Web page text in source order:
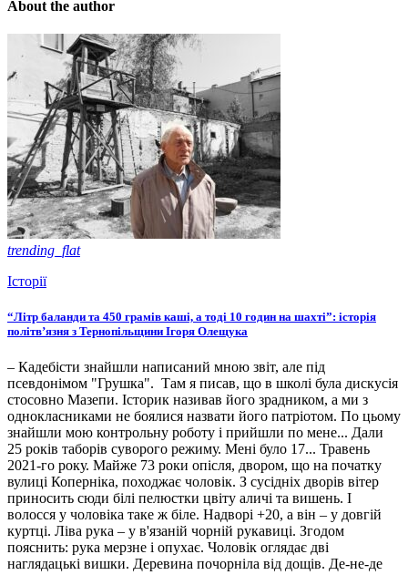
About the author
trending_flat
Історії
“Літр баланди та 450 грамів каші, а тоді 10 годин на шахті”: історія
політв’язня з Тернопільщини Ігоря Олещука
– Кадебісти знайшли написаний мною звіт, але під
псевдонімом "Грушка". Там я писав, що в школі була дискусія
стосовно Мазепи. Історик називав його зрадником, а ми з
однокласниками не боялися назвати його патріотом. По цьому
знайшли мою контрольну роботу і прийшли по мене... Дали
25 років таборів суворого режиму. Мені було 17... Травень
2021-го року. Майже 73 роки опісля, двором, що на початку
вулиці Коперніка, походжає чоловік. З сусідніх дворів вітер
приносить сюди білі пелюстки цвіту аличі та вишень. І
волосся у чоловіка таке ж біле. Надворі +20, а він – у довгій
куртці. Ліва рука – у в'язаній чорній рукавиці. Згодом
пояснить: рука мерзне і опухає. Чоловік оглядає дві
наглядацькі вишки. Деревина почорніла від дощів. Де-не-де